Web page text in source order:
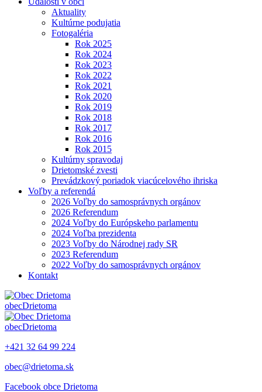
Aktuality
Kultúrne podujatia
Fotogaléria
Rok 2025
Rok 2024
Rok 2023
Rok 2022
Rok 2021
Rok 2020
Rok 2019
Rok 2018
Rok 2017
Rok 2016
Rok 2015
Kultúrny spravodaj
Drietomské zvesti
Prevádzkový poriadok viacúcelového ihriska
Voľby a referendá
2026 Voľby do samosprávnych orgánov
2026 Referendum
2024 Voľby do Európskeho parlamentu
2024 Voľba prezidenta
2023 Voľby do Národnej rady SR
2023 Referendum
2022 Voľby do samosprávnych orgánov
Kontakt
obecDrietoma
obecDrietoma
+421 32 64 99 224
obec@drietoma.sk
Facebook obce Drietoma